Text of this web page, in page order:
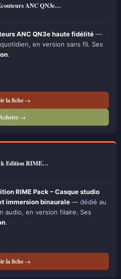
ANC QN3e…
ANC QN3e haute fidélité —
en version sans fil. Ses
.
la fiche →
→
Edition RIME…
RIME Pack – Casque studio
immersion binaurale — dédié au
audio, en version filaire. Ses
.
la fiche →